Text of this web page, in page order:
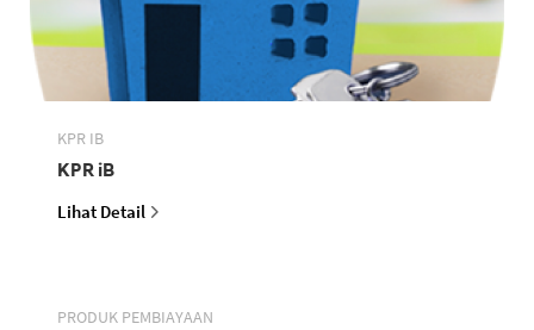
KPR IB
KPR iB
Lihat Detail
PRODUK PEMBIAYAAN